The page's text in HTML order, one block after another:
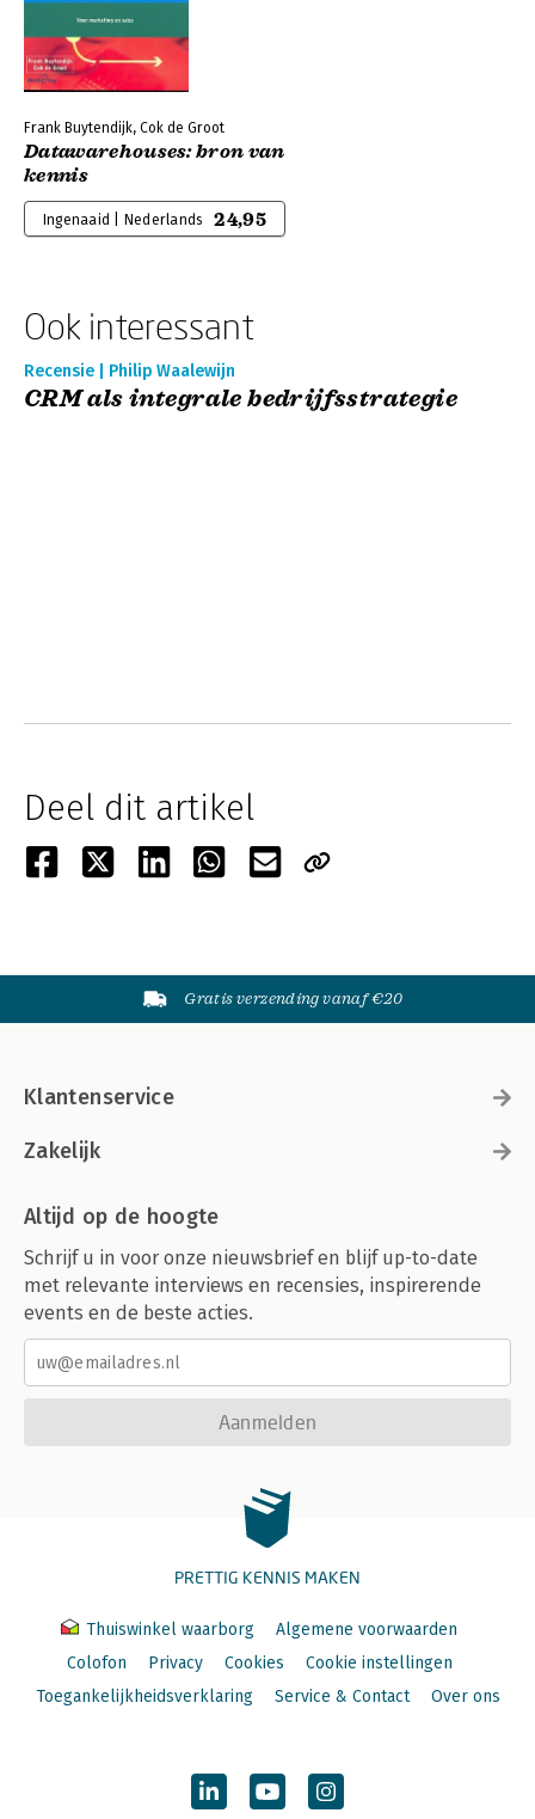
Frank Buytendijk, Cok de Groot
Datawarehouses: bron van
kennis
Ingenaaid | Nederlands 24,95
Ook interessant
Recensie | Philip Waalewijn
CRM als integrale bedrijfsstrategie
Deel dit artikel
Gratis verzending vanaf €20
Klantenservice
Zakelijk
Altijd op de hoogte
Schrijf u in voor onze nieuwsbrief en blijf up-to-date
met relevante interviews en recensies, inspirerende
events en de beste acties.
Aanmelden
PRETTIG KENNIS MAKEN
Thuiswinkel waarborg
Algemene voorwaarden
Colofon
Privacy Cookies
Cookie instellingen
Toegankelijkheidsverklaring
Service & Contact Over ons